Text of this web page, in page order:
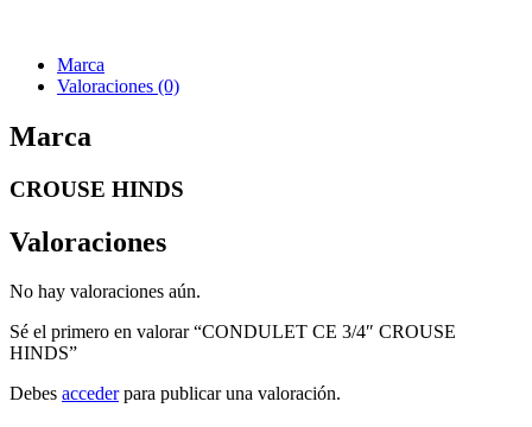
Marca
Valoraciones (0)
Marca
CROUSE HINDS
Valoraciones
No hay valoraciones aún.
Sé el primero en valorar “CONDULET CE 3/4″ CROUSE
HINDS”
Debes accederpara publicar una valoración.